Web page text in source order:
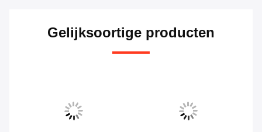
Gelijksoortige producten